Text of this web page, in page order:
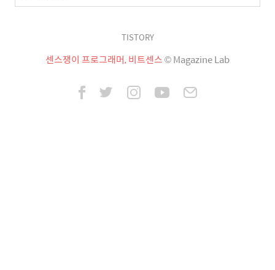
TISTORY
센스쟁이 프로그래머, 비트센스© Magazine Lab